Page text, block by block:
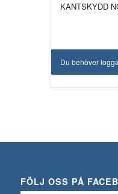
KANTSKYDD
Du behöver
FÖLJ OSS PÅ